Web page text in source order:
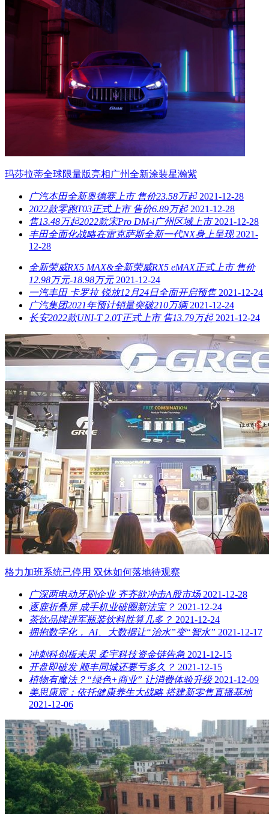
玛莎拉蒂全球限量版亮相广州全新涂装星瀚紫
广汽本田全新奥德赛上市 售价23.58万起 2021-12-28
2022款零跑T03正式上市 售价6.89万起 2021-12-28
售13.48万起2022款宋Pro DM-i广州区域上市 2021-12-28
丰田全面化战略在雷克萨斯全新一代NX身上呈现 2021-
12-28
全新荣威RX5 MAX&全新荣威RX5 eMAX正式上市 售价
12.98万元-18.98万元 2021-12-24
一汽丰田 卡罗拉 锐放12月24日全面开启预售 2021-12-24
广汽集团2021年预计销量突破210万辆 2021-12-24
长安2022款UNI-T 2.0T正式上市 售13.79万起 2021-12-24
格力加班系统已停用 双休如何落地待观察
广深两电动牙刷企业 齐齐欲冲击A股市场 2021-12-28
逐鹿折叠屏 成手机业破圈新法宝？ 2021-12-24
茶饮品牌进军瓶装饮料胜算几多？ 2021-12-24
拥抱数字化， AI、大数据让“治水”变“智水” 2021-12-17
冲刺科创板未果 柔宇科技资金链告急 2021-12-15
开盘即破发 顺丰同城还要亏多久？ 2021-12-15
植物有魔法？“绿色+商业” 让消费体验升级 2021-12-09
美思康宸：依托健康养生大战略 搭建新零售直播基地
2021-12-06